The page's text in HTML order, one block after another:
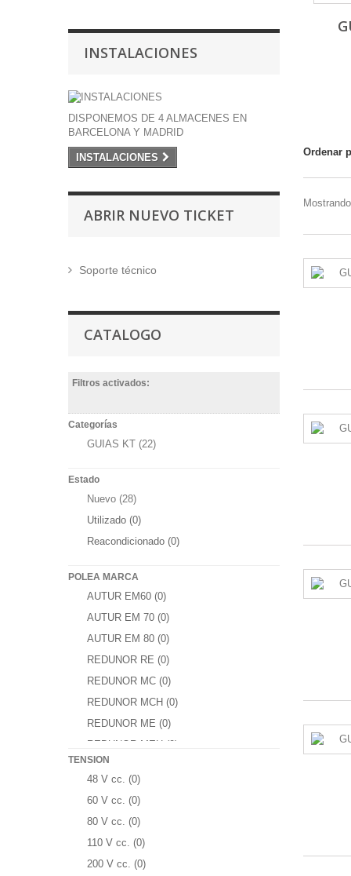
INSTALACIONES
DISPONEMOS DE 4 ALMACENES EN
BARCELONA Y MADRID
INSTALACIONES
ABRIR NUEVO TICKET
Soporte técnico
CATALOGO
Filtros activados:
Categorías
GUIAS KT (22)
Estado
Nuevo (28)
Utilizado (0)
Reacondicionado (0)
POLEA MARCA
AUTUR EM60 (0)
AUTUR EM 70 (0)
AUTUR EM 80 (0)
REDUNOR RE (0)
REDUNOR MC (0)
REDUNOR MCH (0)
REDUNOR ME (0)
REDUNOR MEH (0)
LIFT MACHINE W140
LIFT MACHINE W150
LIFT MACHINE W190
LIFT MACHINE SC140
LIFT MACHINE LMV150
SANVI S125V
TENSION
48 V cc. (0)
60 V cc. (0)
80 V cc. (0)
110 V cc. (0)
200 V cc. (0)
Ordenar